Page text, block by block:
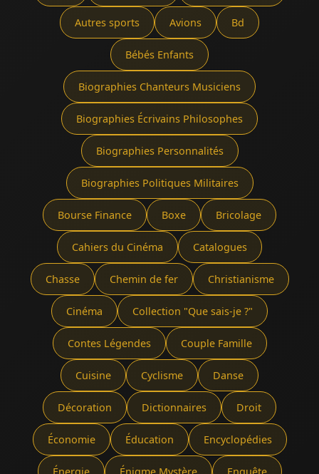
Autres sports Avions Bd
Bébés Enfants
Biographies Chanteurs Musiciens
Biographies Écrivains Philosophes
Biographies Personnalités
Biographies Politiques Militaires
Bourse Finance Boxe Bricolage
Cahiers du Cinéma Catalogues
Chasse Chemin de fer Christianisme
Cinéma Collection "Que sais-je ?"
Contes Légendes Couple Famille
Cuisine Cyclisme Danse
Décoration Dictionnaires Droit
Économie Éducation Encyclopédies
Énergie Énigme Mystère Enquête